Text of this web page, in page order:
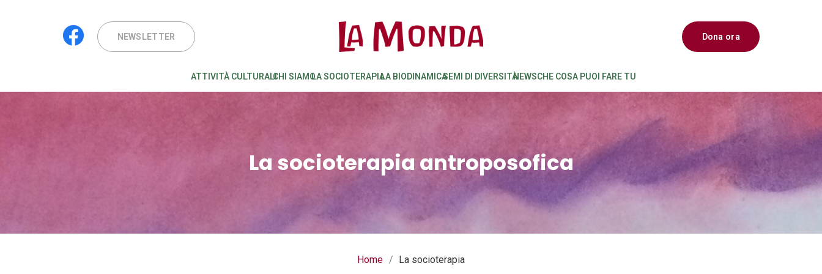
NEWSLETTER Dona ora
ATTIVITÀ CULTURALICHI SIAMOLA SOCIOTERAPIALA BIODINAMICASEMI DI DIVERSITÀNEWSCHE COSA PUOI FARE TU
La socioterapia antroposofica
Home / La socioterapia